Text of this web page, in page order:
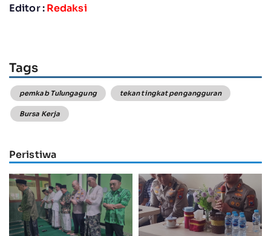
Editor :Redaksi
Tags
pemkab Tulungagung tekan tingkat pengangguran
Bursa Kerja
Peristiwa